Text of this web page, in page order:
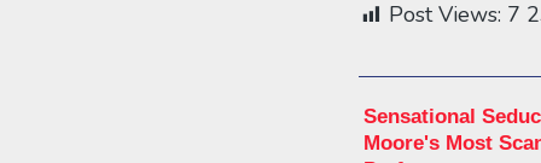
Post Views: 7